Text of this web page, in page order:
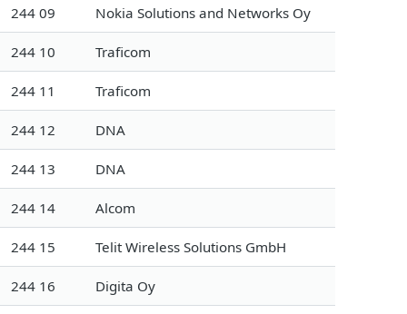
244 09 Nokia Solutions and Networks Oy
244 10 Traficom
244 11 Traficom
244 12 DNA
244 13 DNA
244 14 Alcom
244 15 Telit Wireless Solutions GmbH
244 16 Digita Oy